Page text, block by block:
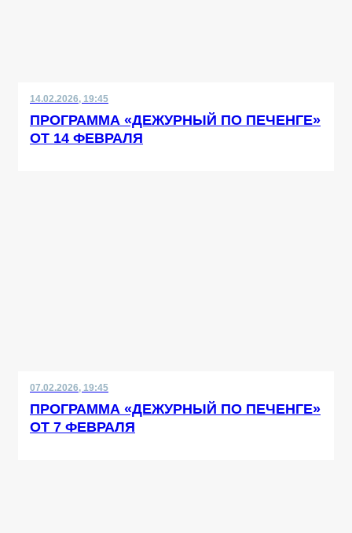
14.02.2026, 19:45
ПРОГРАММА «ДЕЖУРНЫЙ ПО ПЕЧЕНГЕ»
ОТ 14 ФЕВРАЛЯ
07.02.2026, 19:45
ПРОГРАММА «ДЕЖУРНЫЙ ПО ПЕЧЕНГЕ»
ОТ 7 ФЕВРАЛЯ